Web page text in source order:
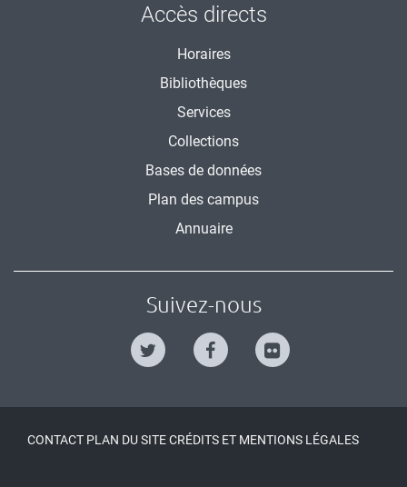
Accès directs
Horaires
Bibliothèques
Services
Collections
Bases de données
Plan des campus
Annuaire
Suivez-nous
CONTACT PLAN DU SITECRÉDITS ET MENTIONS LÉGALES